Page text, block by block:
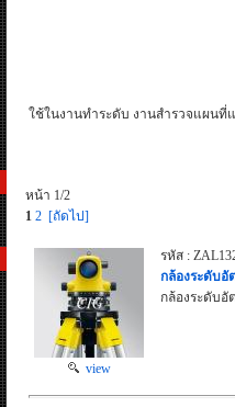
ใช้ในงานทำระดับ งานสำรวจแผนที่
หน้า 1/2
1 2 [ถัดไป]
view
รหัส :
กล้องระดับอั
กล้องระดับอั